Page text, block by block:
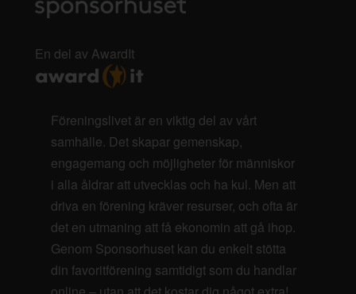
En del av AwardIt
Föreningslivet är en viktig del av vårt
samhälle. Det skapar gemenskap,
engagemang och möjligheter för människor
i alla åldrar att utvecklas och ha kul. Men att
driva en förening kräver resurser, och ofta är
det en utmaning att få ekonomin att gå ihop.
Genom Sponsorhuset kan du enkelt stötta
din favoritförening samtidigt som du handlar